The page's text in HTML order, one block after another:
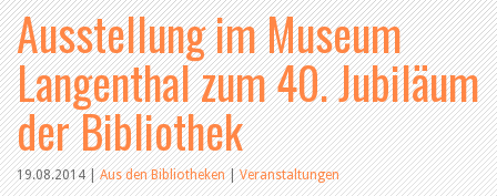
News und Fachbeiträge
Bibliotheken
Agenda
Lesenswert
Gut bewertet
Kategorien
Aus dem Amt für Kultur
Aus der Kommission
Aus den Bibliotheken
Organisation
Raum und Infrastruktur
Ausstellung im Museum
Langenthal zum 40. Jubiläum
der Bibliothek
19.08.2014|Aus den Bibliotheken|Veranstaltungen